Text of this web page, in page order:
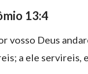
13:4
vosso Deus
a ele servireis,